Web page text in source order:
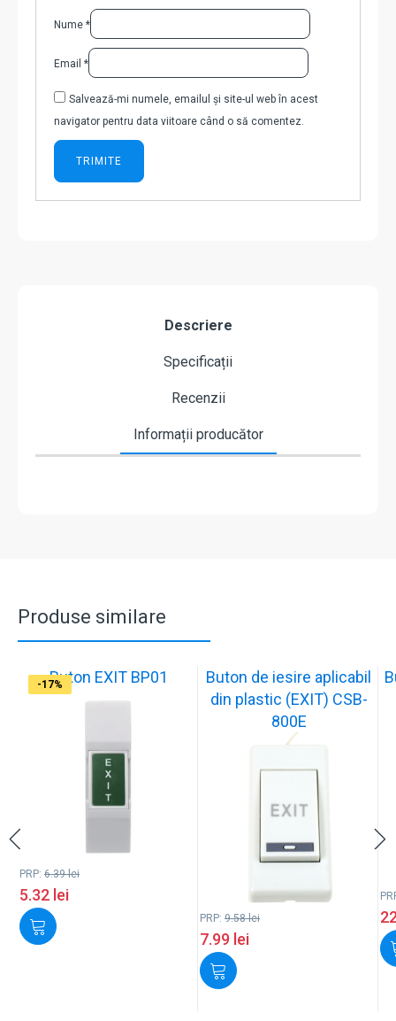
Nume *
Email *
Salvează-mi numele, emailul și site-ul web în acest
navigator pentru data viitoare când o să comentez.
Descriere
Specificații
Recenzii
Informații producător
Produse similare
-17%Buton EXIT BP01
PRP: 6.39lei
5.32 lei
-17%
Buton de iesire aplicabil
din plastic (EXIT) CSB-
800E
PRP: 9.58lei
7.99 lei
-17%
-17%
-17%
-18%
-18%
-18%
-17%
-17%